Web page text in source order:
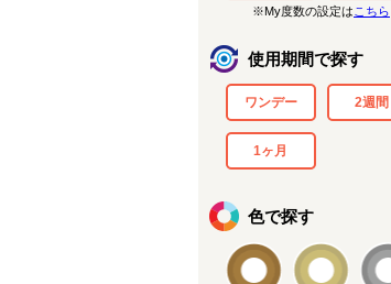
※My度数の設定は こちら
使用期間で探す
ワンデー 2週間
1ヶ月
色で探す